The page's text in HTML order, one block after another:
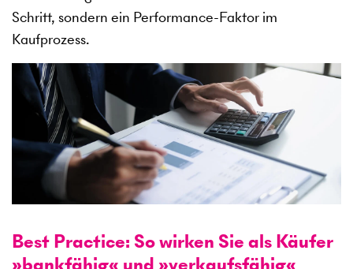
Schritt, sondern ein Performance-Faktor im
Kaufprozess.
Best Practice: So wirken Sie als Käufer